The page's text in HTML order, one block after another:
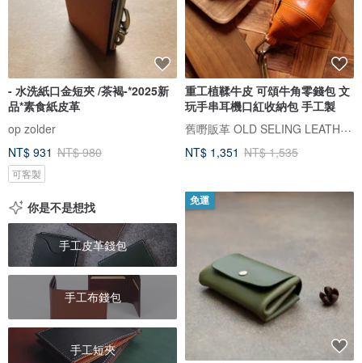
- 水洗紙口金短夾 /茶褐-*2025新
品*素食紙皮革
op zolder
NT$ 931 NT$ 980
可客製
重工植鞣牛皮 可頌牛角零錢包 文
玩手串耳機口紅收納包 手工製
舊嘢販革 OLD SELING LEATHER
NT$ 1,351 NT$ 1,535
你是不是想找
手工皮革錢包
手工布錢包
手工短夾
免運